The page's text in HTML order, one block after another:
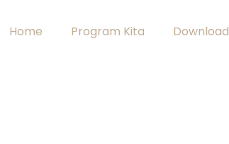
Home Program Kita Download